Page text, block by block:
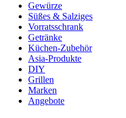
Gewürze
Süßes & Salziges
Vorratsschrank
Getränke
Küchen-Zubehör
Asia-Produkte
DIY
Grillen
Marken
Angebote